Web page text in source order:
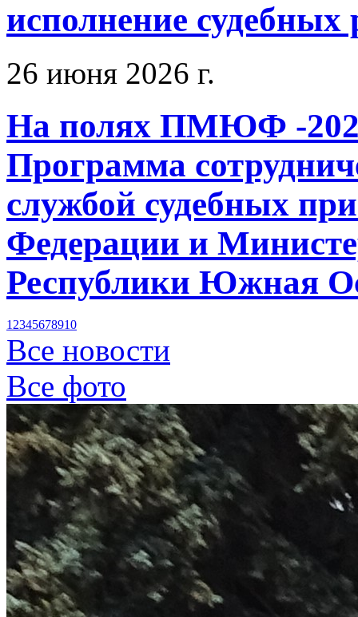
исполнение
26 июня 2026 г.
На полях ПМЮФ -
Программа
службой судебных
Федерации и
Республики Южная
1 2345678910
Все новости
Все фото